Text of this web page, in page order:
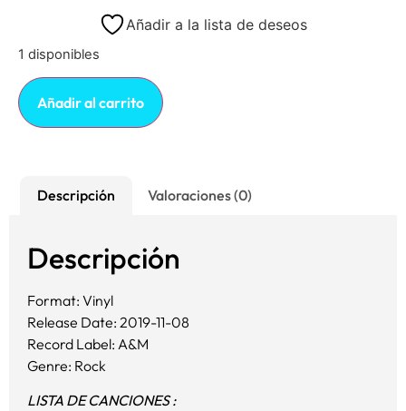
Añadir a la lista de deseos
1 disponibles
Añadir al carrito
Descripción Valoraciones (0)
Descripción
Format: Vinyl
Release Date: 2019-11-08
Record Label: A&M
Genre: Rock
LISTA DE CANCIONES :